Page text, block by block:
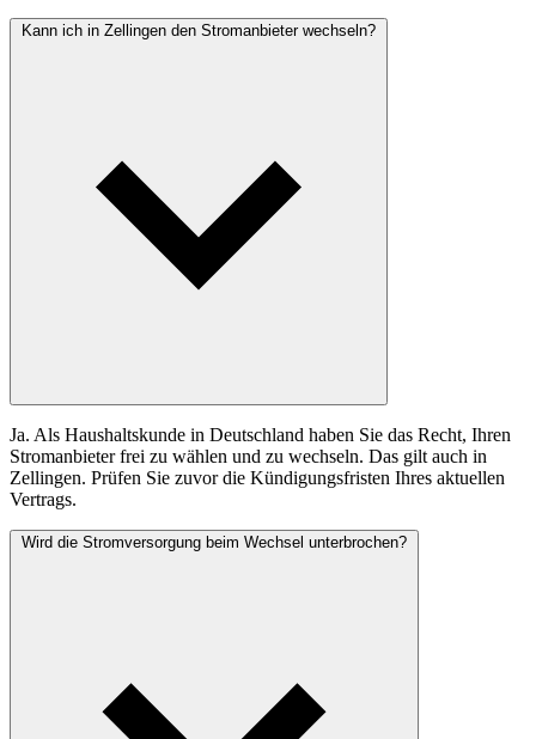
Kann ich in Zellingen den Stromanbieter wechseln?
Ja. Als Haushaltskunde in Deutschland haben Sie das Recht, Ihren
Stromanbieter frei zu wählen und zu wechseln. Das gilt auch in
Zellingen. Prüfen Sie zuvor die Kündigungsfristen Ihres aktuellen
Vertrags.
Wird die Stromversorgung beim Wechsel unterbrochen?